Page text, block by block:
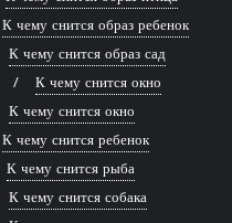
К чему снится образ ребенок
К чему снится образ сад
К чему снится окно
К чему снится окно
К чему снится ребенок
К чему снится рыба
К чему снится собака